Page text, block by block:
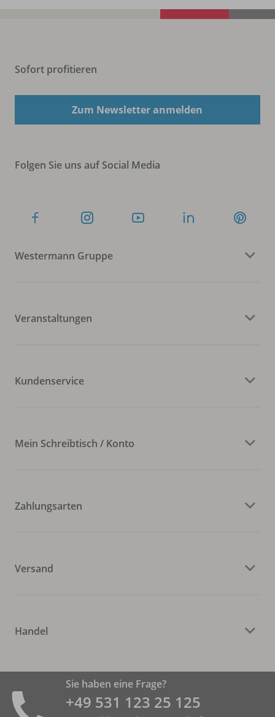
Sofort profitieren
Zum Newsletter anmelden
Folgen Sie uns auf Social Media
Westermann Gruppe
Veranstaltungen
Kundenservice
Mein Schreibtisch / Konto
Zahlungsarten
Versand
Handel
Sie haben eine Frage?
+49 531 ­123 25 125